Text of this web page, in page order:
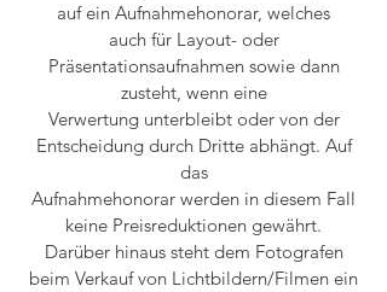
auf ein Aufnahmehonorar, welches
auch für Layout- oder
Präsentationsaufnahmen sowie dann
zusteht, wenn eine
Verwertung unterbleibt oder von der
Entscheidung durch Dritte abhängt. Auf
das
Aufnahmehonorar werden in diesem Fall
keine Preisreduktionen gewährt.
Darüber hinaus steht dem Fotografen
beim Verkauf von Lichtbildern/Filmen ein